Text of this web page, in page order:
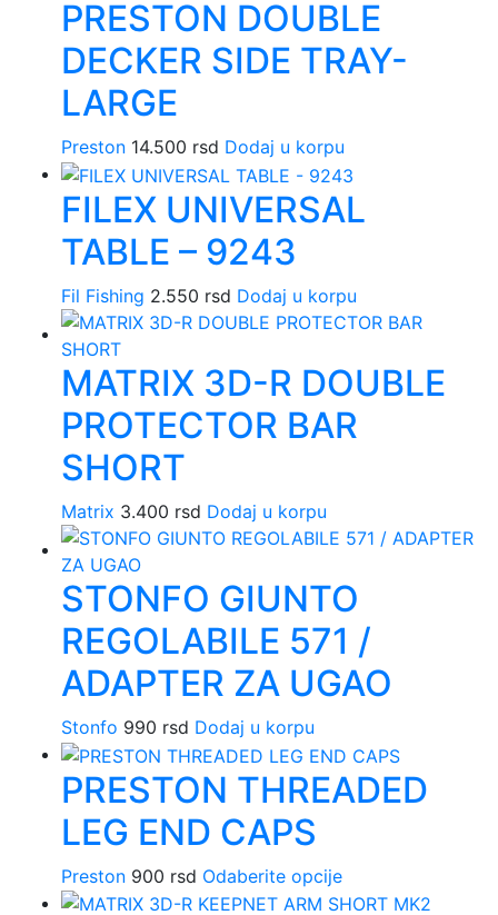
PRESTON DOUBLE
DECKER SIDE TRAY-
LARGE
Preston 14.500 rsd Dodaj u korpu
FILEX UNIVERSAL
TABLE – 9243
Fil Fishing 2.550 rsd Dodaj u korpu
MATRIX 3D-R DOUBLE
PROTECTOR BAR
SHORT
Matrix 3.400 rsd Dodaj u korpu
STONFO GIUNTO
REGOLABILE 571 /
ADAPTER ZA UGAO
Stonfo 990 rsd Dodaj u korpu
PRESTON THREADED
LEG END CAPS
Preston 900 rsd Odaberite opcijeOvaj
proizvod